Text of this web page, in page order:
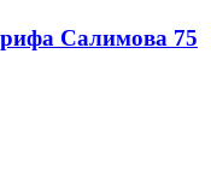
Салимова 75